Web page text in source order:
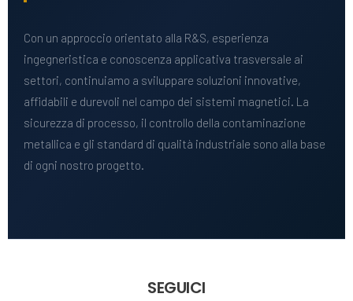
Con un approccio orientato alla R&S, esperienza
ingegneristica e conoscenza applicativa trasversale ai
settori, continuiamo a sviluppare soluzioni innovative,
affidabili e durevoli nel campo dei sistemi magnetici. La
sicurezza di processo, il controllo della contaminazione
metallica e gli standard di qualità industriale sono alla base
di ogni nostro progetto.
SEGUICI